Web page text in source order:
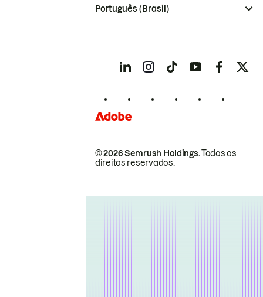
© 2026 Semrush Holdings.Todos os
direitos reservados.
Português (Brasil)